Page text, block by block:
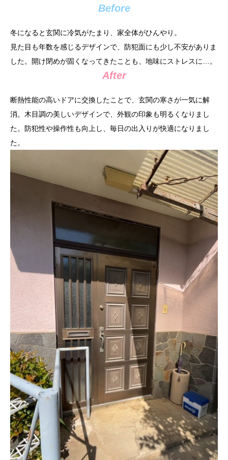
Before
冬になると玄関に冷気がたまり、家全体がひんやり。
見た目も年数を感じるデザインで、防犯面にも少し不安がありま
した。開け閉めが固くなってきたことも、地味にストレスに…。
After
断熱性能の高いドアに交換したことで、玄関の寒さが一気に解
消。木目調の美しいデザインで、外観の印象も明るくなりまし
た。防犯性や操作性も向上し、毎日の出入りが快適になりまし
た。